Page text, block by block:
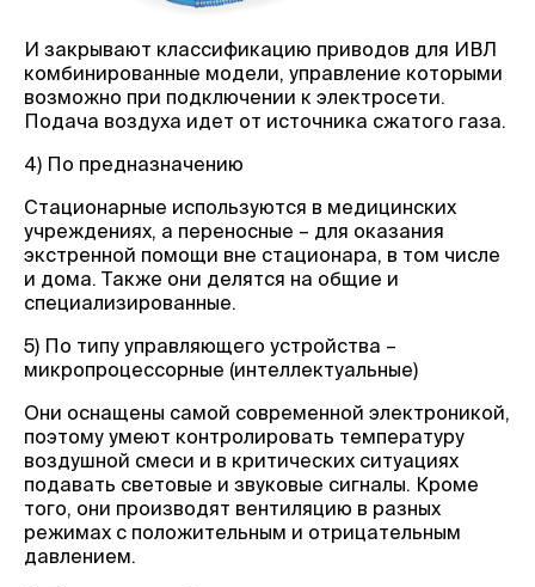
И закрывают классификацию приводов для ИВЛ
комбинированные модели, управление которыми
возможно при подключении к электросети.
Подача воздуха идет от источника сжатого газа.
4) По предназначению
Стационарные используются в медицинских
учреждениях, а переносные – для оказания
экстренной помощи вне стационара, в том числе
и дома. Также они делятся на общие и
специализированные.
5) По типу управляющего устройства –
микропроцессорные (интеллектуальные)
Они оснащены самой современной электроникой,
поэтому умеют контролировать температуру
воздушной смеси и в критических ситуациях
подавать световые и звуковые сигналы. Кроме
того, они производят вентиляцию в разных
режимах с положительным и отрицательным
давлением.